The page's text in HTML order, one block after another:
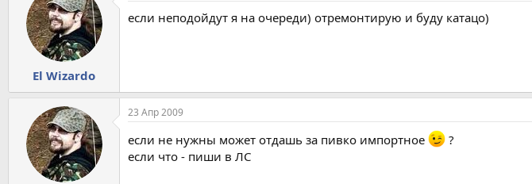
El Wizardo
если неподойдут я на очереди) отремонтирую и буду катацо)
23 Апр 2009
если не нужны может отдашь за пивко импортное
?
если что - пиши в ЛС